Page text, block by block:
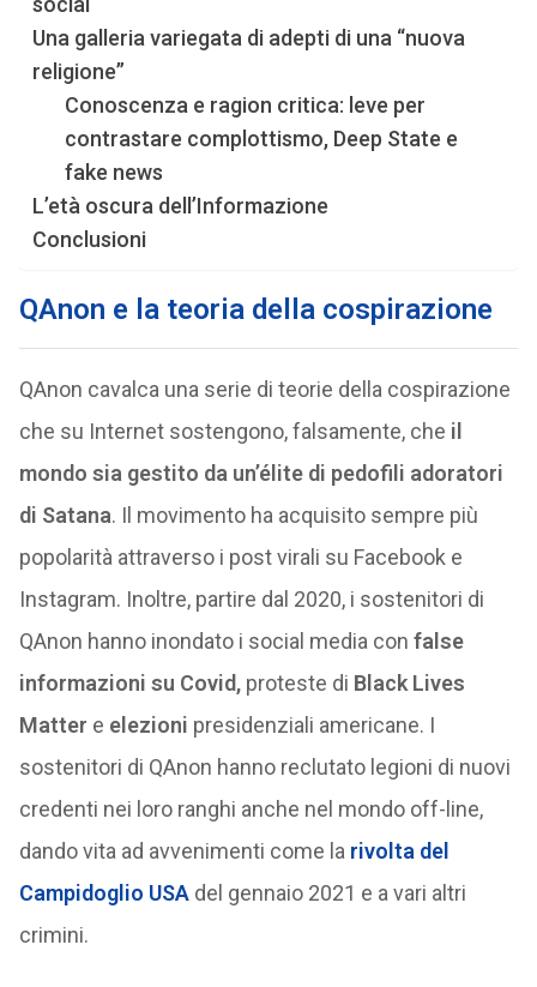
Una galleria variegata di adepti di una “nuova
religione”
Conoscenza e ragion critica: leve per
contrastare complottismo, Deep State e
fake news
L’età oscura dell’Informazione
Conclusioni
QAnon e la teoria della cospirazione
QAnon cavalca una serie di teorie della cospirazione
che su Internet sostengono, falsamente, che il
mondo sia gestito da un’élite di pedofili adoratori
di Satana. Il movimento ha acquisito sempre più
popolarità attraverso i post virali su Facebook e
Instagram. Inoltre, partire dal 2020, i sostenitori di
QAnon hanno inondato i social media con false
informazioni su Covid,proteste di Black Lives
Matter e elezioni presidenziali americane. I
sostenitori di QAnon hanno reclutato legioni di nuovi
credenti nei loro ranghi anche nel mondo off-line,
dando vita ad avvenimenti come la rivolta del
Campidoglio USA del gennaio 2021 e a vari altri
crimini.